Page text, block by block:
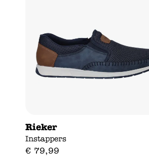
Rieker
Instappers
€ 79,99